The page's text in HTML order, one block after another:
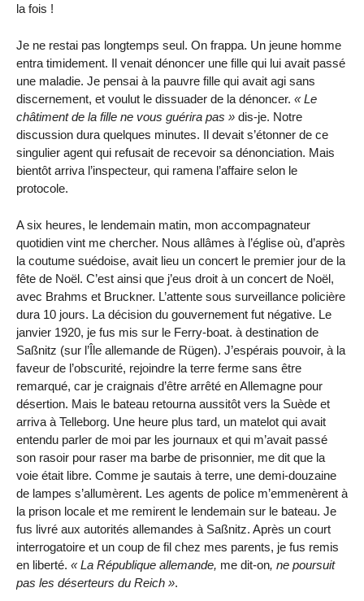
la fois !
Je ne restai pas longtemps seul. On frappa. Un jeune homme
entra timidement. Il venait dénoncer une fille qui lui avait passé
une maladie. Je pensai à la pauvre fille qui avait agi sans
discernement, et voulut le dissuader de la dénoncer.
Le
châtiment de la fille ne vous guérira pas
dis-je. Notre
discussion dura quelques minutes. Il devait s’étonner de ce
singulier agent qui refusait de recevoir sa dénonciation. Mais
bientôt arriva l’inspecteur, qui ramena l’affaire selon le
protocole.
A six heures, le lendemain matin, mon accompagnateur
quotidien vint me chercher. Nous allâmes à l’église où, d’après
la coutume suédoise, avait lieu un concert le premier jour de la
fête de Noël. C’est ainsi que j’eus droit à un concert de Noël,
avec Brahms et Bruckner. L’attente sous surveillance policière
dura 10 jours. La décision du gouvernement fut négative. Le
janvier 1920, je fus mis sur le Ferry-boat. à destination de
Saßnitz (sur l’Île allemande de Rügen). J’espérais pouvoir, à la
faveur de l’obscurité, rejoindre la terre ferme sans être
remarqué, car je craignais d’être arrêté en Allemagne pour
désertion. Mais le bateau retourna aussitôt vers la Suède et
arriva à Telleborg. Une heure plus tard, un matelot qui avait
entendu parler de moi par les journaux et qui m’avait passé
son rasoir pour raser ma barbe de prisonnier, me dit que la
voie était libre. Comme je sautais à terre, une demi-douzaine
de lampes s’allumèrent. Les agents de police m’emmenèrent à
la prison locale et me remirent le lendemain sur le bateau. Je
fus livré aux autorités allemandes à Saßnitz. Après un court
interrogatoire et un coup de fil chez mes parents, je fus remis
en liberté.
La République allemande, me dit-on, ne poursuit
pas les déserteurs du Reich
.